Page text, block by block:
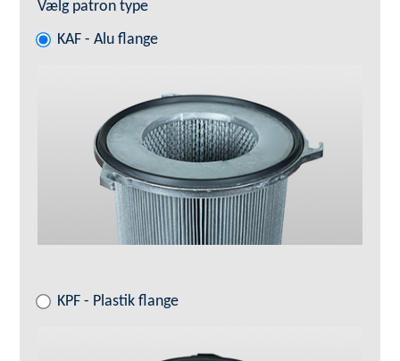
Vælg patron type
KAF - Alu flange
KPF - Plastik flange